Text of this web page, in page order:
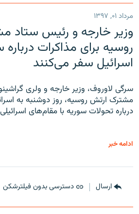
مرداد ۰۱, ۱۳۹۷
وزیر خارجه و رئیس‌ ستاد
روسیه برای مذاکرات درباره
اسرائیل سفر می‌کنند
سرگی لاوروف، وزیر خارجه و ولری
مشترک ارتش روسیه، روز دوشنبه به
درباره تحولات سوریه با مقام‌های
ادامه خبر
ارسال دسترسی بدون فیلترشکن